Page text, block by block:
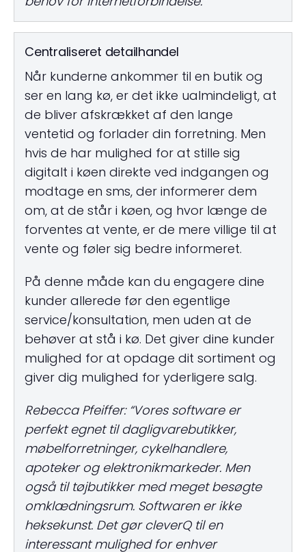
Centraliseret detailhandel
Når kunderne ankommer til en butik og
ser en lang kø, er det ikke ualmindeligt, at
de bliver afskrækket af den lange
ventetid og forlader din forretning. Men
hvis de har mulighed for at stille sig
digitalt i køen direkte ved indgangen og
modtage en sms, der informerer dem
om, at de står i køen, og hvor længe de
forventes at vente, er de mere villige til at
vente og føler sig bedre informeret.
På denne måde kan du engagere dine
kunder allerede før den egentlige
service/konsultation, men uden at de
behøver at stå i kø. Det giver dine kunder
mulighed for at opdage dit sortiment og
giver dig mulighed for yderligere salg.
Rebecca Pfeiffer: “Vores software er
perfekt egnet til dagligvarebutikker,
møbelforretninger, cykelhandlere,
apoteker og elektronikmarkeder. Men
også til tøjbutikker med meget besøgte
omklædningsrum. Softwaren er ikke
heksekunst. Det gør cleverQ til en
interessant mulighed for enhver